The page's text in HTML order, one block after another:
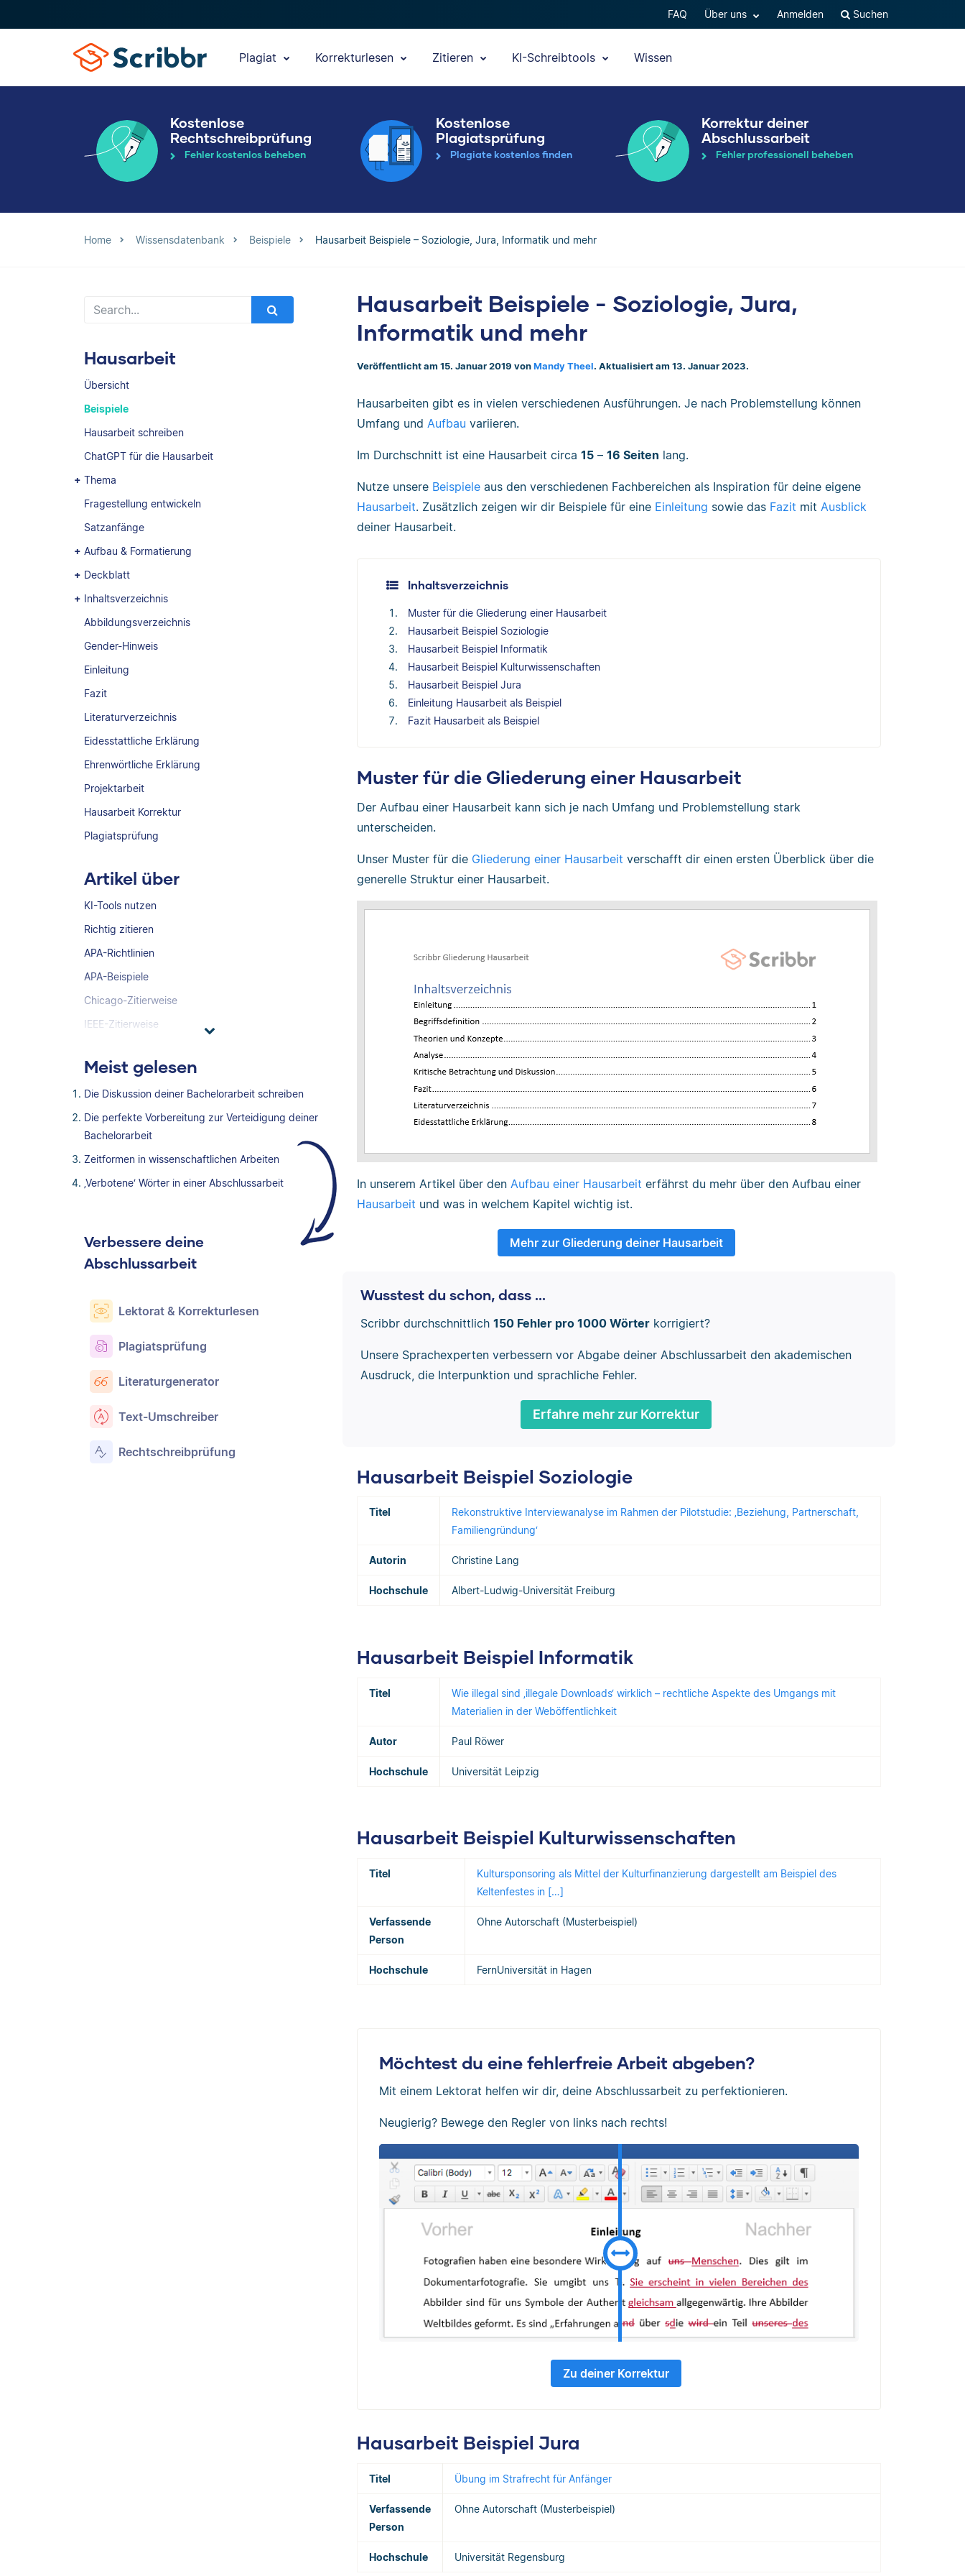
FAQ Über uns Anmelden Suchen
Plagiat Korrekturlesen Zitieren KI-Schreibtools Wissen
Kostenlose
Rechtschreibprüfung
Fehler kostenlos beheben
Kostenlose
Plagiatsprüfung
Plagiate kostenlos finden
Korrektur deiner
Abschlussarbeit
Fehler professionell beheben
Home Wissensdatenbank Beispiele Hausarbeit Beispiele – Soziologie, Jura, Informatik und mehr
Hausarbeit
Übersicht
Beispiele
Hausarbeit schreiben
ChatGPT für die Hausarbeit
Thema
Fragestellung entwickeln
Satzanfänge
Aufbau & Formatierung
Deckblatt
Inhaltsverzeichnis
Abbildungsverzeichnis
Gender-Hinweis
Einleitung
Fazit
Literaturverzeichnis
Eidesstattliche Erklärung
Ehrenwörtliche Erklärung
Projektarbeit
Hausarbeit Korrektur
Plagiatsprüfung
Artikel über
KI-Tools nutzen
Richtig zitieren
APA-Richtlinien
APA-Beispiele
Chicago-Zitierweise
IEEE-Zitierweise
Meist gelesen
Die Diskussion deiner Bachelorarbeit schreiben
Die perfekte Vorbereitung zur Verteidigung deiner
Bachelorarbeit
Zeitformen in wissenschaftlichen Arbeiten
‚Verbotene‘ Wörter in einer Abschlussarbeit
Verbessere deine
Abschlussarbeit
Lektorat & Korrekturlesen
Plagiatsprüfung
Literaturgenerator
Text-Umschreiber
Rechtschreibprüfung
Hausarbeit Beispiele - Soziologie, Jura,
Informatik und mehr
Veröffentlicht am 15. Januar 2019 von Mandy Theel. Aktualisiert am 13. Januar 2023.
Hausarbeiten gibt es in vielen verschiedenen Ausführungen. Je nach Problemstellung können
Umfang und Aufbau variieren.
Im Durchschnitt ist eine Hausarbeit circa 15 – 16 Seiten lang.
Nutze unsere Beispiele aus den verschiedenen Fachbereichen als Inspiration für deine eigene
Hausarbeit. Zusätzlich zeigen wir dir Beispiele für eine Einleitung sowie das Fazit mit Ausblick
deiner Hausarbeit.
Inhaltsverzeichnis
Muster für die Gliederung einer Hausarbeit
Hausarbeit Beispiel Soziologie
Hausarbeit Beispiel Informatik
Hausarbeit Beispiel Kulturwissenschaften
Hausarbeit Beispiel Jura
Einleitung Hausarbeit als Beispiel
Fazit Hausarbeit als Beispiel
Muster für die Gliederung einer Hausarbeit
Der Aufbau einer Hausarbeit kann sich je nach Umfang und Problemstellung stark
unterscheiden.
Unser Muster für die Gliederung einer Hausarbeit verschafft dir einen ersten Überblick über die
generelle Struktur einer Hausarbeit.
In unserem Artikel über den Aufbau einer Hausarbeit erfährst du mehr über den Aufbau einer
Hausarbeit und was in welchem Kapitel wichtig ist.
Mehr zur Gliederung deiner Hausarbeit
Wusstest du schon, dass ...
Scribbr durchschnittlich 150 Fehler pro 1000 Wörterkorrigiert?
Unsere Sprachexperten verbessern vor Abgabe deiner Abschlussarbeit den akademischen
Ausdruck, die Interpunktion und sprachliche Fehler.
Erfahre mehr zur Korrektur
Hausarbeit Beispiel Soziologie
Titel
Rekonstruktive Interviewanalyse im Rahmen der Pilotstudie: ‚Beziehung, Partnerschaft,
Familiengründung‘
Autorin Christine Lang
Hochschule Albert-Ludwig-Universität Freiburg
Hausarbeit Beispiel Informatik
Titel
Wie illegal sind ‚illegale Downloads‘ wirklich – rechtliche Aspekte des Umgangs mit
Materialien in der Weböffentlichkeit
Autor Paul Röwer
Hochschule Universität Leipzig
Hausarbeit Beispiel Kulturwissenschaften
Titel
Kultursponsoring als Mittel der Kulturfinanzierung dargestellt am Beispiel des
Keltenfestes in […]
Verfassende
Person
Ohne Autorschaft (Musterbeispiel)
Hochschule FernUniversität in Hagen
Möchtest du eine fehlerfreie Arbeit abgeben?
Mit einem Lektorat helfen wir dir, deine Abschlussarbeit zu perfektionieren.
Neugierig? Bewege den Regler von links nach rechts!
Zu deiner Korrektur
Hausarbeit Beispiel Jura
Titel Übung im Strafrecht für Anfänger
Verfassende
Person
Ohne Autorschaft (Musterbeispiel)
Hochschule Universität Regensburg